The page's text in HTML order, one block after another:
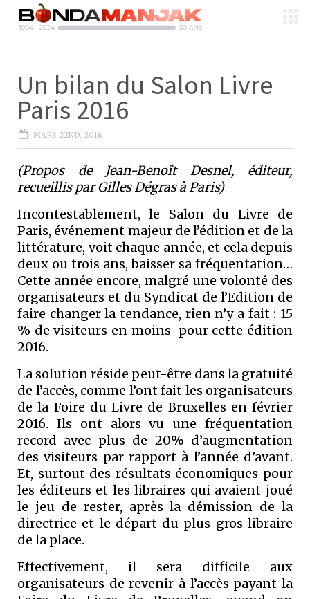
Un bilan du Salon Livre
Paris 2016
MARS 22ND, 2016
(Propos de Jean-Benoît Desnel, éditeur,
recueillis par Gilles Dégras à Paris)
Incontestablement, le Salon du Livre de
Paris, événement majeur de l’édition et de la
littérature, voit chaque année, et cela depuis
deux ou trois ans, baisser sa fréquentation…
Cette année encore, malgré une volonté des
organisateurs et du Syndicat de l’Edition de
faire changer la tendance, rien n’y a fait : 15
% de visiteurs en moins pour cette édition
2016.
La solution réside peut-être dans la gratuité
de l’accès, comme l’ont fait les organisateurs
de la Foire du Livre de Bruxelles en février
2016. Ils ont alors vu une fréquentation
record avec plus de 20% d’augmentation
des visiteurs par rapport à l’année d’avant.
Et, surtout des résultats économiques pour
les éditeurs et les libraires qui avaient joué
le jeu de rester, après la démission de la
directrice et le départ du plus gros libraire
de la place.
Effectivement, il sera difficile aux
organisateurs de revenir à l’accès payant la